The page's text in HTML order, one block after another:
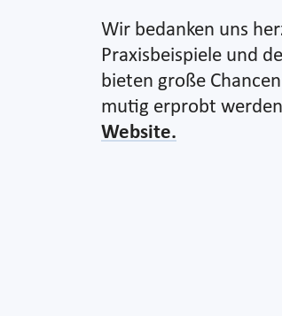
Wir bedanken uns
Praxisbeispiele und
bieten große
mutig erprobt
Website.